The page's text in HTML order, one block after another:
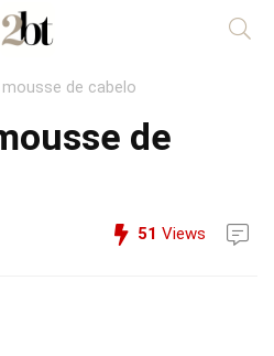
de cabelo
de
51 Views